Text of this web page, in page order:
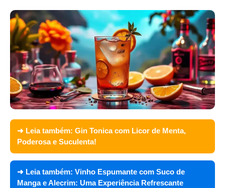
➜ Leia também: Gin Tonica com Licor de Menta,
Poderosa e Suculenta!
➜ Leia também: Vinho Espumante com Suco de
Manga e Alecrim: Uma Experiência Refrescante